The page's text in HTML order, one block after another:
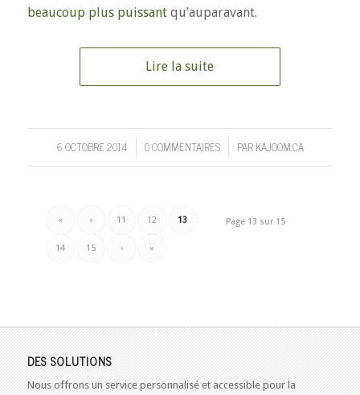
beaucoup plus puissantqu’auparavant.
Lire la suite
6 OCTOBRE 2014
/ 0 COMMENTAIRES
/ PARKAJOOM.CA
Page 13 sur 15
« ‹ 11 12 13
14 15 › »
DES SOLUTIONS
Nous offrons un service personnalisé et accessible pour la